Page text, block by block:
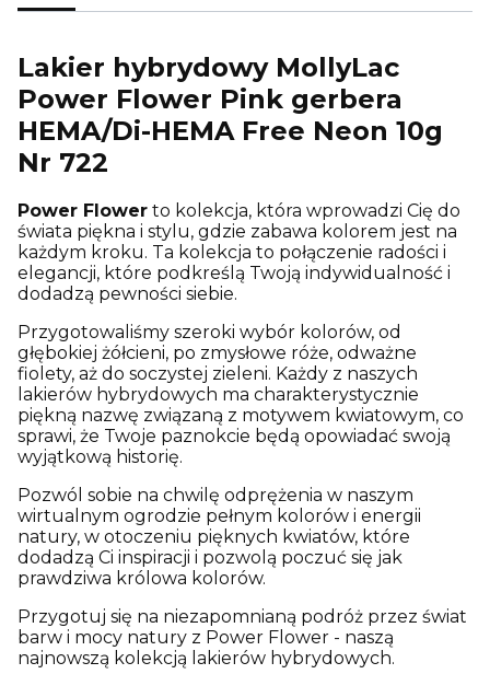
Lakier hybrydowy MollyLac
Power Flower Pink gerbera
HEMA/Di-HEMA Free Neon 10g
Nr 722
Power Flower to kolekcja, która wprowadzi Cię do
świata piękna i stylu, gdzie zabawa kolorem jest na
każdym kroku. Ta kolekcja to połączenie radości i
elegancji, które podkreślą Twoją indywidualność i
dodadzą pewności siebie.
Przygotowaliśmy szeroki wybór kolorów, od
głębokiej żółcieni, po zmysłowe róże, odważne
fiolety, aż do soczystej zieleni. Każdy z naszych
lakierów hybrydowych ma charakterystycznie
piękną nazwę związaną z motywem kwiatowym, co
sprawi, że Twoje paznokcie będą opowiadać swoją
wyjątkową historię.
Pozwól sobie na chwilę odprężenia w naszym
wirtualnym ogrodzie pełnym kolorów i energii
natury, w otoczeniu pięknych kwiatów, które
dodadzą Ci inspiracji i pozwolą poczuć się jak
prawdziwa królowa kolorów.
Przygotuj się na niezapomnianą podróż przez świat
barw i mocy natury z Power Flower - naszą
najnowszą kolekcją lakierów hybrydowych.